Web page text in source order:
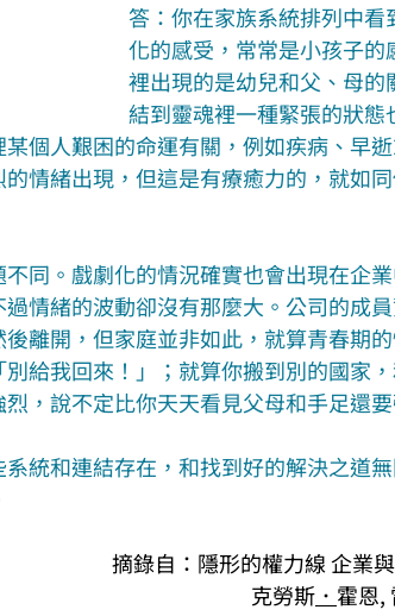
答：你在家族系統排列中看
化的感受，常常是小孩子的
裡出現的是幼兒和父、母的
結到靈魂裡一種緊張的狀態
個人艱困的命運有關，例如疾病、早
情緒出現，但這是有療癒力的，就如
同。戲劇化的情況確實也會出現在企
情緒的波動卻沒有那麼大。公司的成
離開，但家庭並非如此，就算青春期
給我回來！」；就算你搬到別的國家
，說不定比你天天看見父母和手足還
統和連結存在，和找到好的解決之道
摘錄自：隱形的權力線 企業
克勞斯 ． 霍恩,